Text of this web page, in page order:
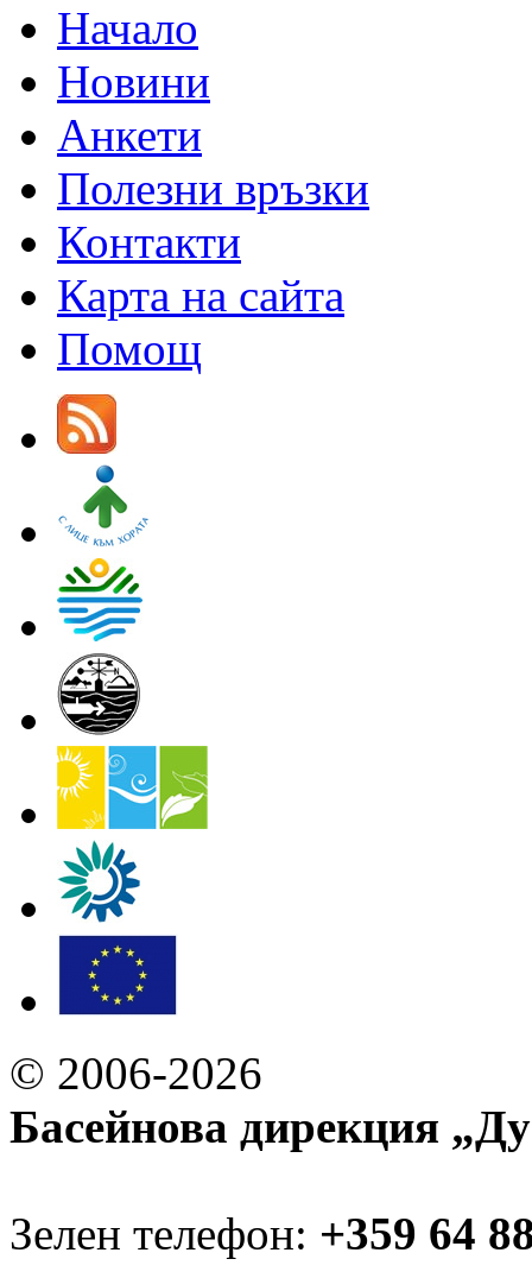
Начало
Новини
Анкети
Полезни връзки
Контакти
Карта на сайта
Помощ
© 2006-2026
Басейнова дирекция
Зелен телефон: +359 64